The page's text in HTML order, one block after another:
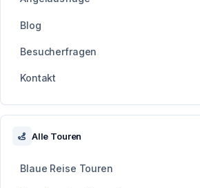
Blog
Besucherfragen
Kontakt
Alle Touren
Blaue Reise Touren